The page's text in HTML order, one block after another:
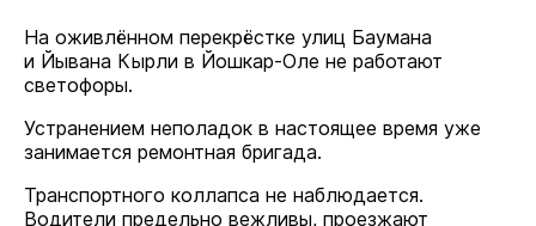
На оживлённом перекрёстке улиц Баумана
и Йывана Кырли в Йошкар-Оле не работают
светофоры.
Устранением неполадок в настоящее время уже
занимается ремонтная бригада.
Транспортного коллапса не наблюдается.
Водители предельно вежливы, проезжают